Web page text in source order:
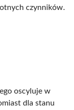
czynników.
oscyluje w
dla stanu